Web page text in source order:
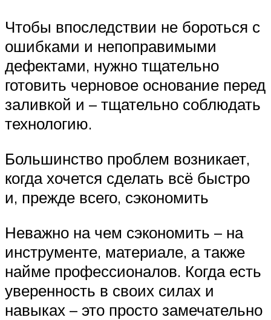
Чтобы впоследствии не бороться с
ошибками и непоправимыми
дефектами, нужно тщательно
готовить черновое основание перед
заливкой и – тщательно соблюдать
технологию.
Большинство проблем возникает,
когда хочется сделать всё быстро
и, прежде всего, сэкономить
Неважно на чем сэкономить – на
инструменте, материале, а также
найме профессионалов. Когда есть
уверенность в своих силах и
навыках – это просто замечательно